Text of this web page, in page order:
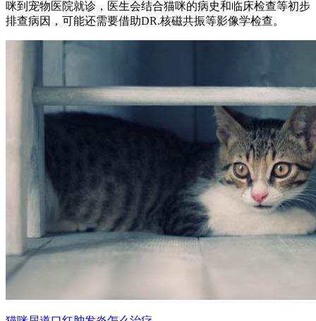
咪到宠物医院就诊，医生会结合猫咪的病史和临床检查等初步
排查病因，可能还需要借助DR.核磁共振等影像学检查。